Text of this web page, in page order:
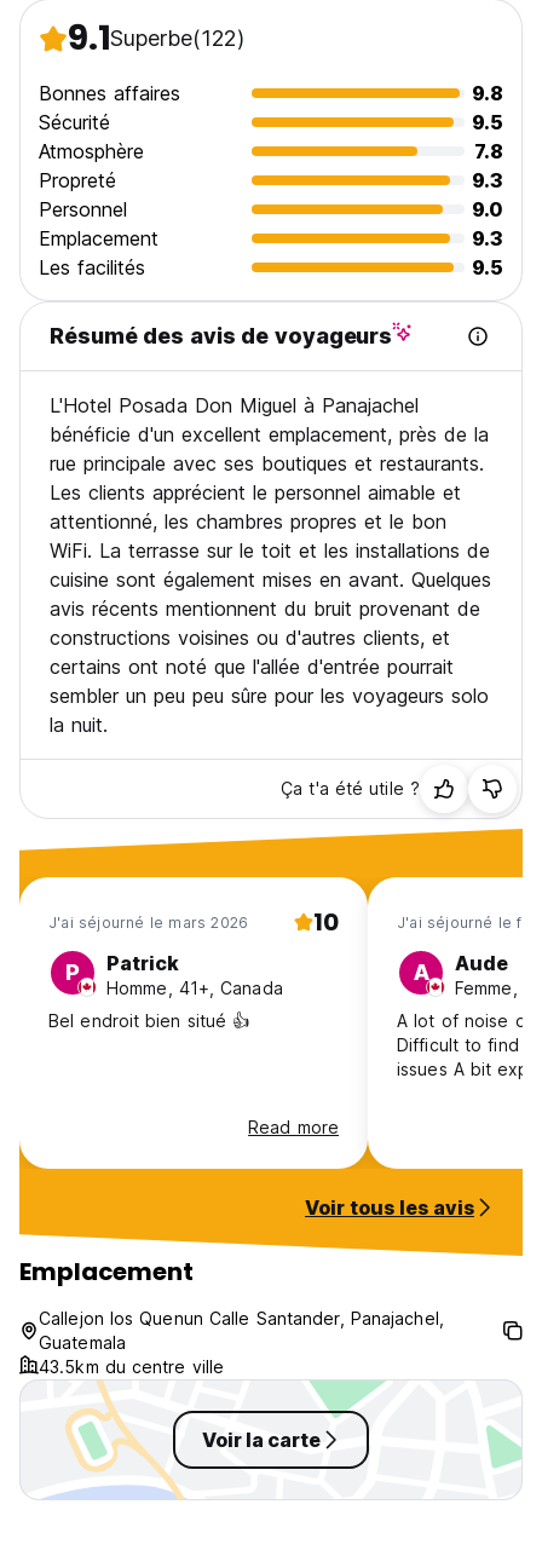
9.1Superbe(122)
Bonnes affaires
9.8
Sécurité
9.5
Atmosphère
7.8
Propreté
9.3
Personnel
9.0
Emplacement
9.3
Les facilités
9.5
Résumé des avis de voyageurs
L'Hotel Posada Don Miguel à Panajachel
bénéficie d'un excellent emplacement, près de la
rue principale avec ses boutiques et restaurants.
Les clients apprécient le personnel aimable et
attentionné, les chambres propres et le bon
WiFi. La terrasse sur le toit et les installations de
cuisine sont également mises en avant. Quelques
avis récents mentionnent du bruit provenant de
constructions voisines ou d'autres clients, et
certains ont noté que l'allée d'entrée pourrait
sembler un peu peu sûre pour les voyageurs solo
la nuit.
Ça t'a été utile ?
J'ai séjourné le mars 2026 10
P Patrick
Homme, 41+, Canada
Bel endroit bien situé 👍
Read more
J'ai séjourné le
A Aude
Femme,
A lot of noise
Difficult to find the
issues A bit
Voir tous les avis
Emplacement
Callejon los Quenun Calle Santander, Panajachel,
Guatemala
43.5km du centre ville
Voir la carte